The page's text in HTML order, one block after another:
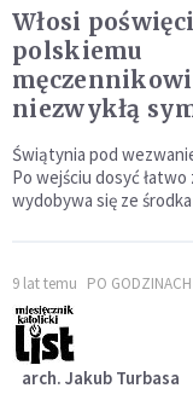
Włosi
polskiemu
niezwykłą
Świątynia pod
Po wejściu dosyć
wydobywa się ze
9 lat temu PO GODZINACH
arch. Jakub Turbasa